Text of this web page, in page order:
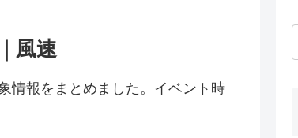
風速
情報をまとめました。イベント時